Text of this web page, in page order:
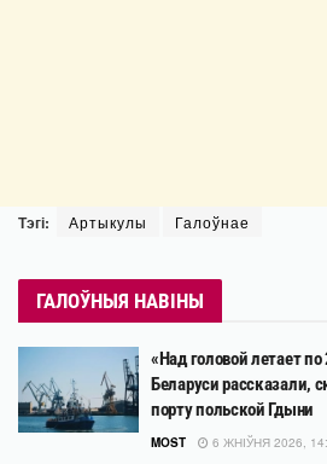
Тэгі: Артыкулы Галоўнае
ГАЛОЎНЫЯ НАВІНЫ
«Над головой летает
Беларуси рассказали,
порту польской Гдыни
MOST 6 ЖНІЎНЯ 2026,